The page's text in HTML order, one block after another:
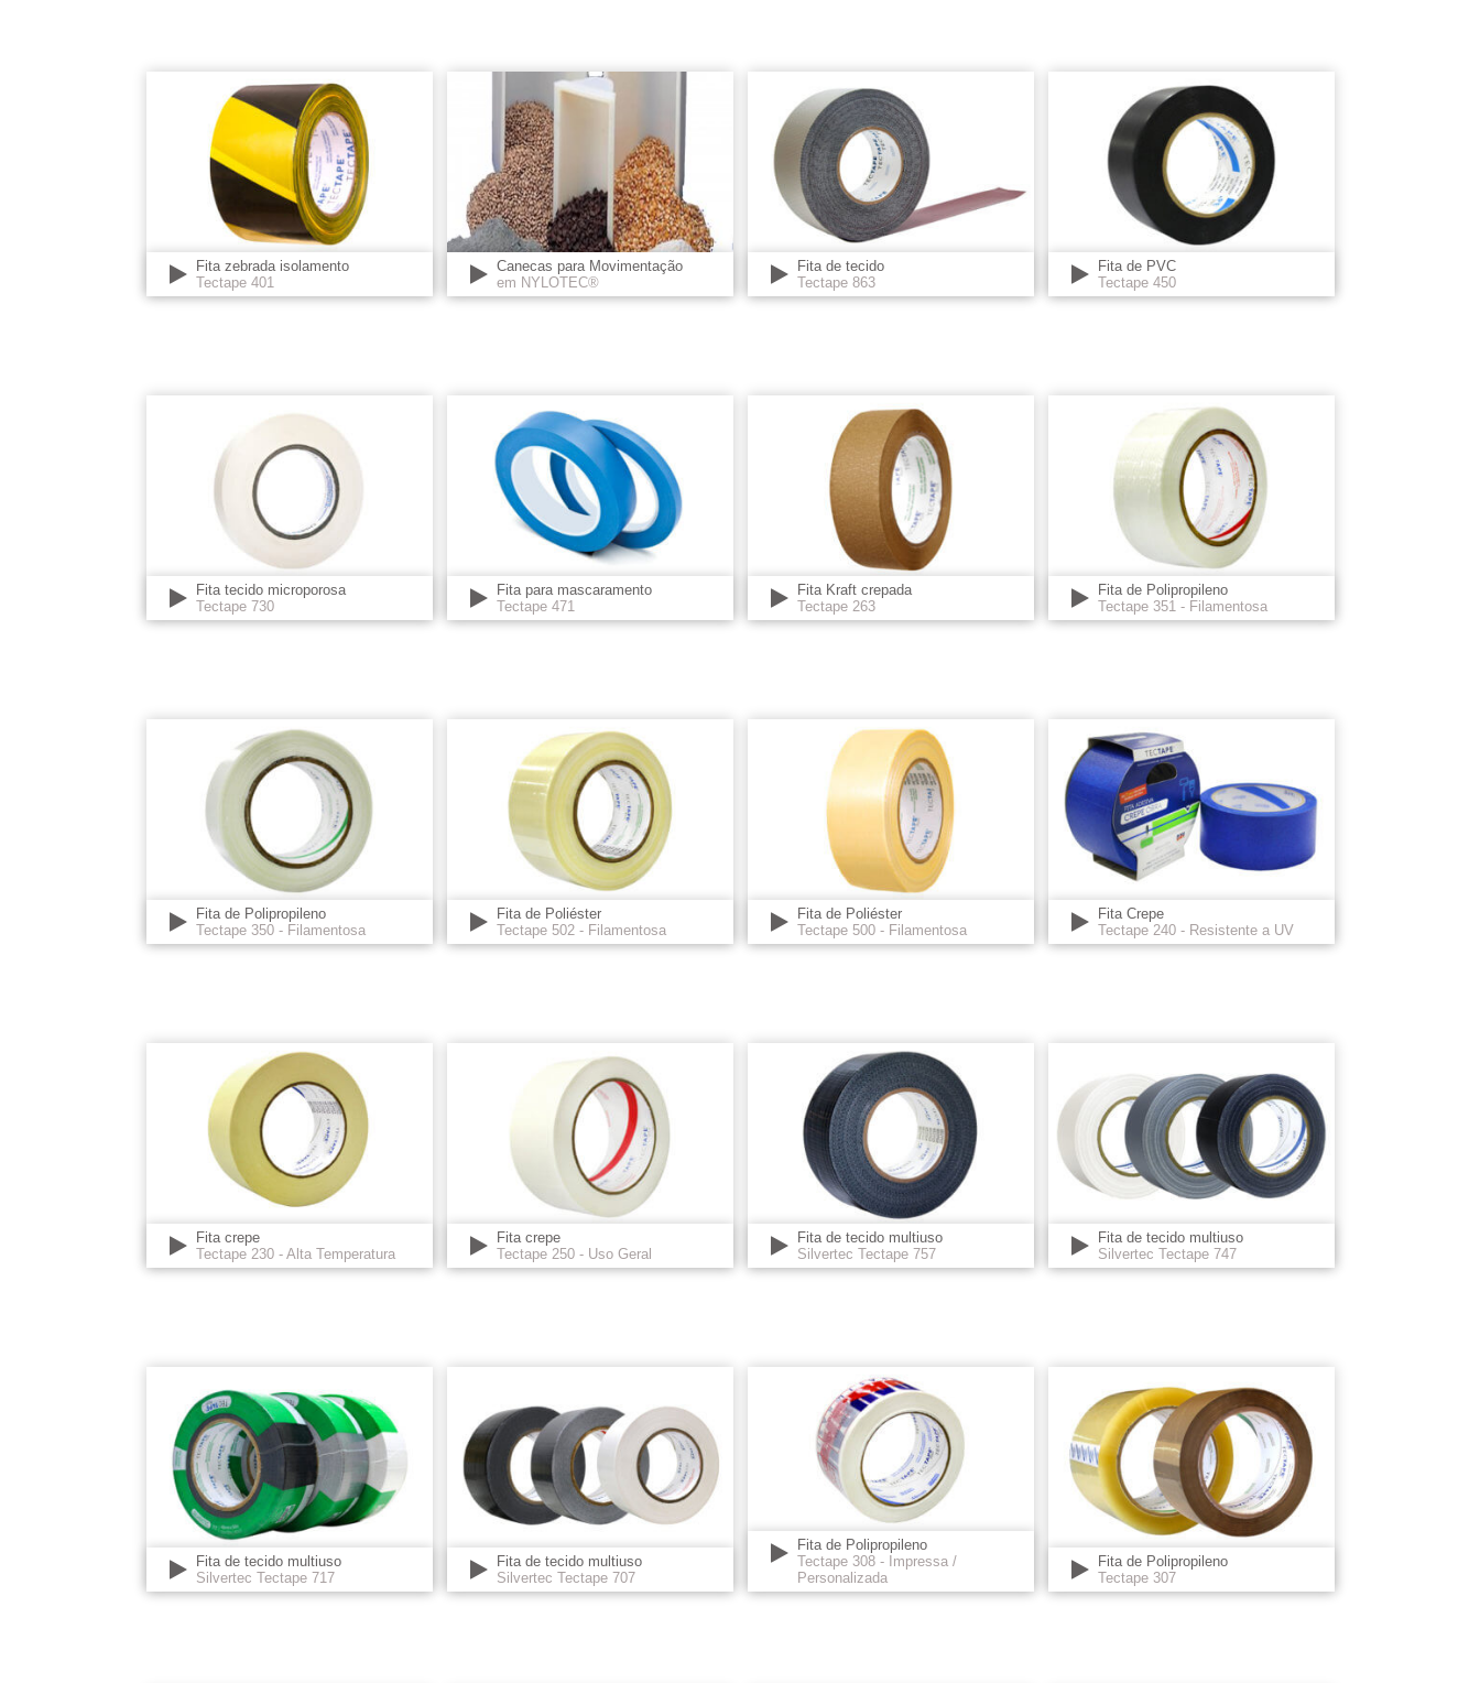
Fita zebrada isolamento
Tectape 401
Canecas para Movimentação
em NYLOTEC®
Fita de tecido
Tectape 863
Fita de PVC
Tectape 450
Fita tecido microporosa
Tectape 730
Fita para mascaramento
Tectape 471
Fita Kraft crepada
Tectape 263
Fita de Polipropileno
Tectape 351 - Filamentosa
Fita de Polipropileno
Tectape 350 - Filamentosa
Fita de Poliéster
Tectape 502 - Filamentosa
Fita de Poliéster
Tectape 500 - Filamentosa
Fita Crepe
Tectape 240 - Resistente a UV
Fita crepe
Tectape 230 - Alta Temperatura
Fita crepe
Tectape 250 - Uso Geral
Fita de tecido multiuso
Silvertec Tectape 757
Fita de tecido multiuso
Silvertec Tectape 747
Fita de tecido multiuso
Silvertec Tectape 717
Fita de tecido multiuso
Silvertec Tectape 707
Fita de Polipropileno
Tectape 308 - Impressa /
Personalizada
Fita de Polipropileno
Tectape 307